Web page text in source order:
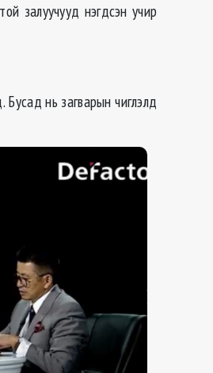
залуучууд нэгдсэн учир
нь загварын чиглэлд